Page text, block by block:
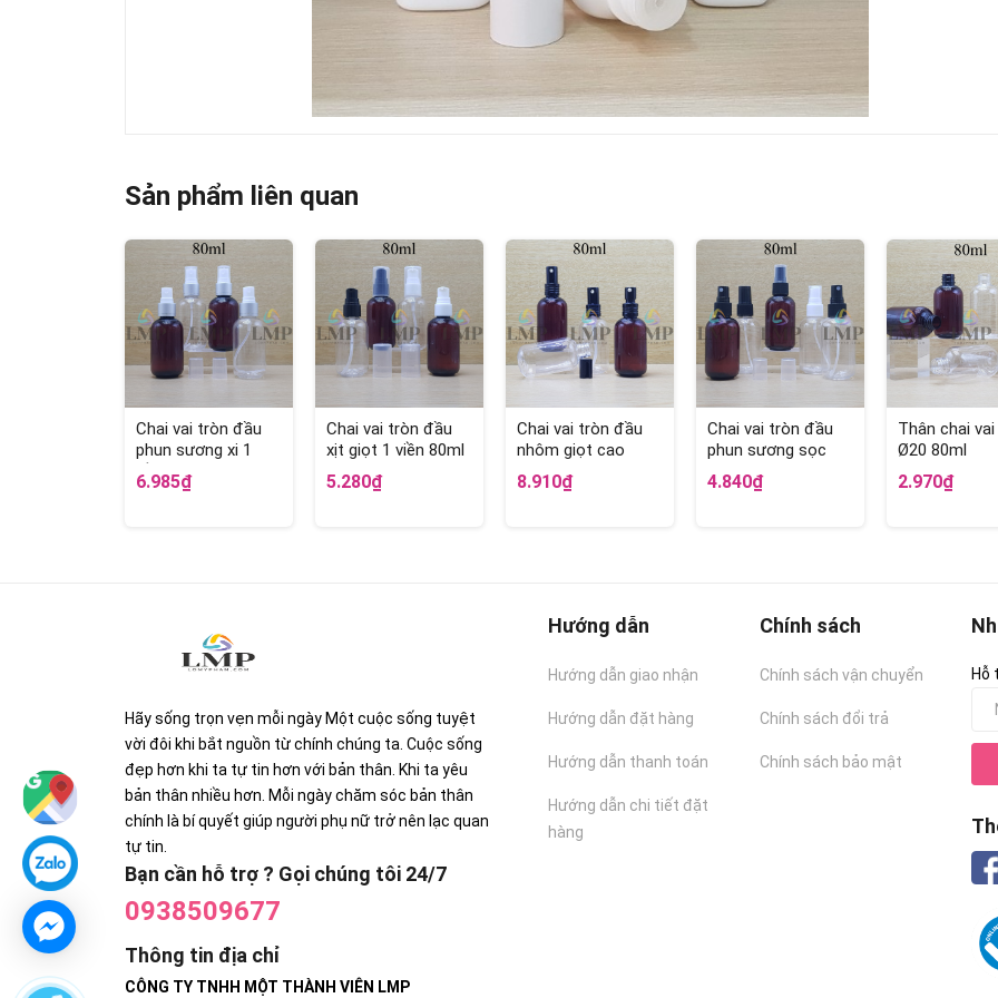
Sản phẩm liên quan
Chai vai tròn đầu
phun sương xi 1
viền 80ml
6.985₫
Chai vai tròn đầu
xịt giọt 1 viền 80ml
5.280₫
Chai vai tròn đầu
nhôm giọt cao
80ml
8.910₫
Chai vai tròn đầu
phun sương sọc
80ml
4.840₫
Thân chai
Ø20 80ml
2.970₫
Hãy sống trọn vẹn mỗi ngày Một cuộc sống tuyệt
vời đôi khi bắt nguồn từ chính chúng ta. Cuộc sống
đẹp hơn khi ta tự tin hơn với bản thân. Khi ta yêu
bản thân nhiều hơn. Mỗi ngày chăm sóc bản thân
chính là bí quyết giúp người phụ nữ trở nên lạc quan
tự tin.
Bạn cần hỗ trợ ? Gọi chúng tôi 24/7
0938509677
Thông tin địa chỉ
CÔNG TY TNHH MỘT THÀNH VIÊN LMP
Hướng dẫn
Hướng dẫn giao nhận
Hướng dẫn đặt hàng
Hướng dẫn thanh toán
Hướng dẫn chi tiết đặt
hàng
Chính sách
Chính sách vận chuyển
Chính sách đổi trả
Chính sách bảo mật
Hỗ